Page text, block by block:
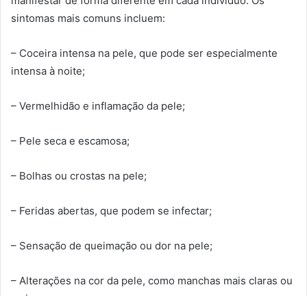
sintomas mais comuns incluem:
– Coceira intensa na pele, que pode ser especialmente
intensa à noite;
– Vermelhidão e inflamação da pele;
– Pele seca e escamosa;
– Bolhas ou crostas na pele;
– Feridas abertas, que podem se infectar;
– Sensação de queimação ou dor na pele;
– Alterações na cor da pele, como manchas mais claras ou